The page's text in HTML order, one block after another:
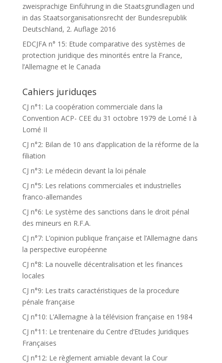
zweisprachige Einführung in die Staatsgrundlagen und
in das Staatsorganisationsrecht der Bundesrepublik
Deutschland, 2. Auflage 2016
EDCJFA n° 15: Etude comparative des systèmes de
protection juridique des minorités entre la France,
l’Allemagne et le Canada
Cahiers juriduqes
CJ n°1: La coopération commerciale dans la
Convention ACP- CEE du 31 octobre 1979 de Lomé I à
Lomé II
CJ n°2: Bilan de 10 ans d’application de la réforme de la
filiation
CJ n°3: Le médecin devant la loi pénale
CJ n°5: Les relations commerciales et industrielles
franco-allemandes
CJ n°6: Le système des sanctions dans le droit pénal
des mineurs en R.F.A.
CJ n°7: L’opinion publique française et l’Allemagne dans
la perspective européenne
CJ n°8: La nouvelle décentralisation et les finances
locales
CJ n°9: Les traits caractéristiques de la procedure
pénale française
CJ n°10: L’Allemagne à la télévision française en 1984
CJ n°11: Le trentenaire du Centre d’Etudes Juridiques
Françaises
CJ n°12: Le règlement amiable devant la Cour